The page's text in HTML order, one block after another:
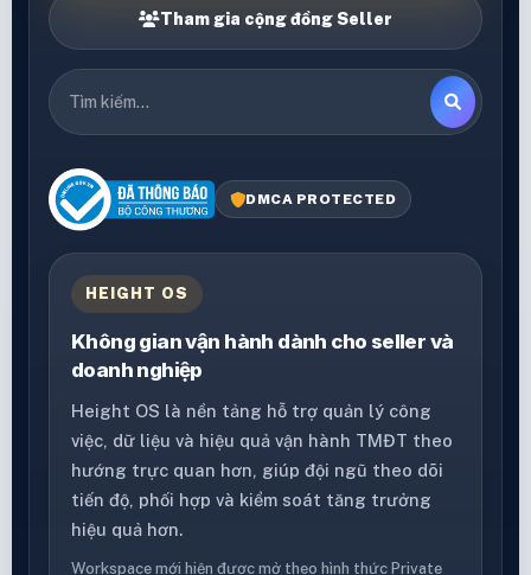
Tham gia cộng đồng Seller
DMCA PROTECTED
HEIGHT OS
Không gian vận hành dành cho seller và
doanh nghiệp
Height OS là nền tảng hỗ trợ quản lý công
việc, dữ liệu và hiệu quả vận hành TMĐT theo
hướng trực quan hơn, giúp đội ngũ theo dõi
tiến độ, phối hợp và kiểm soát tăng trưởng
hiệu quả hơn.
Workspace mới hiện được mở theo hình thức Private